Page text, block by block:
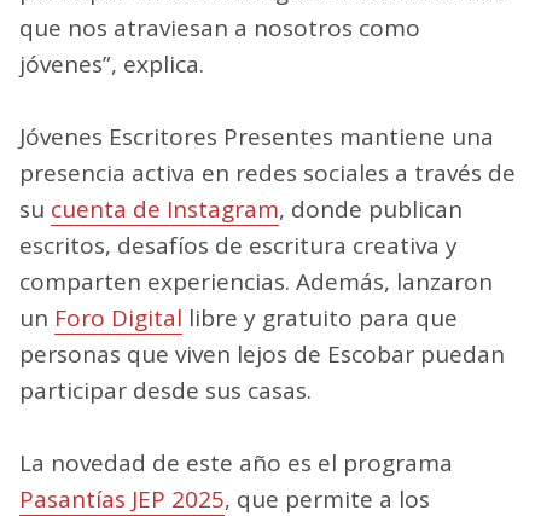
que nos atraviesan a nosotros como
jóvenes”, explica.
Jóvenes Escritores Presentes mantiene una
presencia activa en redes sociales a través de
su cuenta de Instagram, donde publican
escritos, desafíos de escritura creativa y
comparten experiencias. Además, lanzaron
un Foro Digital libre y gratuito para que
personas que viven lejos de Escobar puedan
participar desde sus casas.
La novedad de este año es el programa
Pasantías JEP 2025, que permite a los